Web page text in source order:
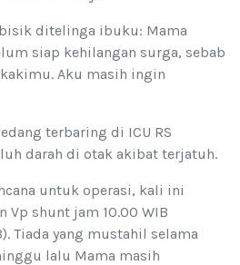
ditelinga ibuku: Mama
siap kehilangan surga, sebab
Aku masih ingin
terbaring di ICU RS
darah di otak akibat terjatuh.
untuk operasi, kali ini
Vp shunt jam 10.00 WIB
Tiada yang mustahil selama
lalu Mama masih